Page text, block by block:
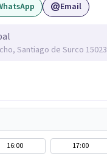
Email
Santiago de Surco 15023
16:00
17:00